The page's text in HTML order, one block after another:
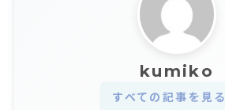
kumiko
すべての記事を見る